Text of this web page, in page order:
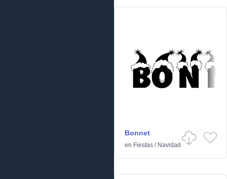
Bonnet
en Fiestas / Navidad